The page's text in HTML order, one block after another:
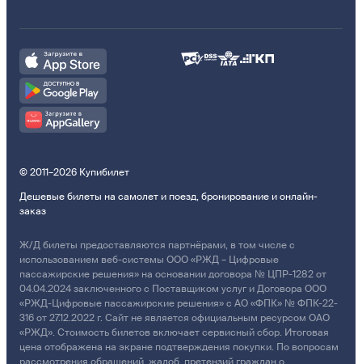
© 2011–2026 Купибилет
Дешевые билеты на самолет и поезд, бронирование и онлайн-
заказ
Ж/Д билеты предоставляются партнёрами, в том числе с
использованием веб-системы ООО «РЖД – Цифровые
пассажирские решения» на основании договора № ЦПР-1282 от
04.04.2024 заключенного с Поставщиком услуг и Договора ООО
«РЖД-Цифровые пассажирские решения» с АО «ФПК» № ФПК-22-
316 от 27.12.2022 г. Сайт не является официальным ресурсом ОАО
«РЖД». Стоимость билетов включает сервисный сбор. Итоговая
цена отображена на экране подтверждения покупки. По вопросам